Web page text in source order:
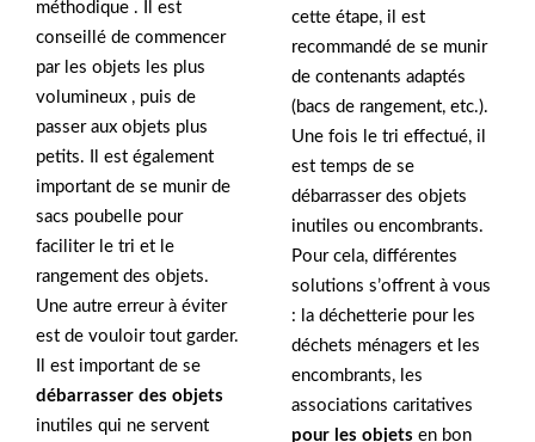
méthodique . Il est
conseillé de commencer
par les objets les plus
volumineux , puis de
passer aux objets plus
petits. Il est également
important de se munir de
sacs poubelle pour
faciliter le tri et le
rangement des objets.
Une autre erreur à éviter
est de vouloir tout garder.
Il est important de se
débarrasser des objets
inutiles qui ne servent
cette étape, il est
recommandé de se munir
de contenants adaptés
(bacs de rangement, etc.).
Une fois le tri effectué, il
est temps de se
débarrasser des objets
inutiles ou encombrants.
Pour cela, différentes
solutions s’offrent à vous
: la déchetterie pour les
déchets ménagers et les
encombrants, les
associations caritatives
pour les objets en bon